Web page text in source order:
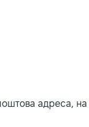
адреса, на